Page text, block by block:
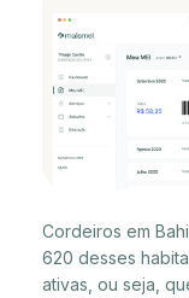
Cordeiros em
620 desses
ativas, ou seja,